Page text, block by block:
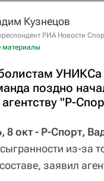
Кузнецов
РИА Новости
материалы
УНИКСа
поздно
"Р-
8 окт - Р-Спорт,
из-за
заявил